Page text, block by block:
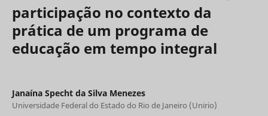
participação no contexto da
prática de um programa de
educação em tempo integral
Janaína Specht da Silva Menezes
Universidade Federal do Estado do Rio de Janeiro (Unirio)